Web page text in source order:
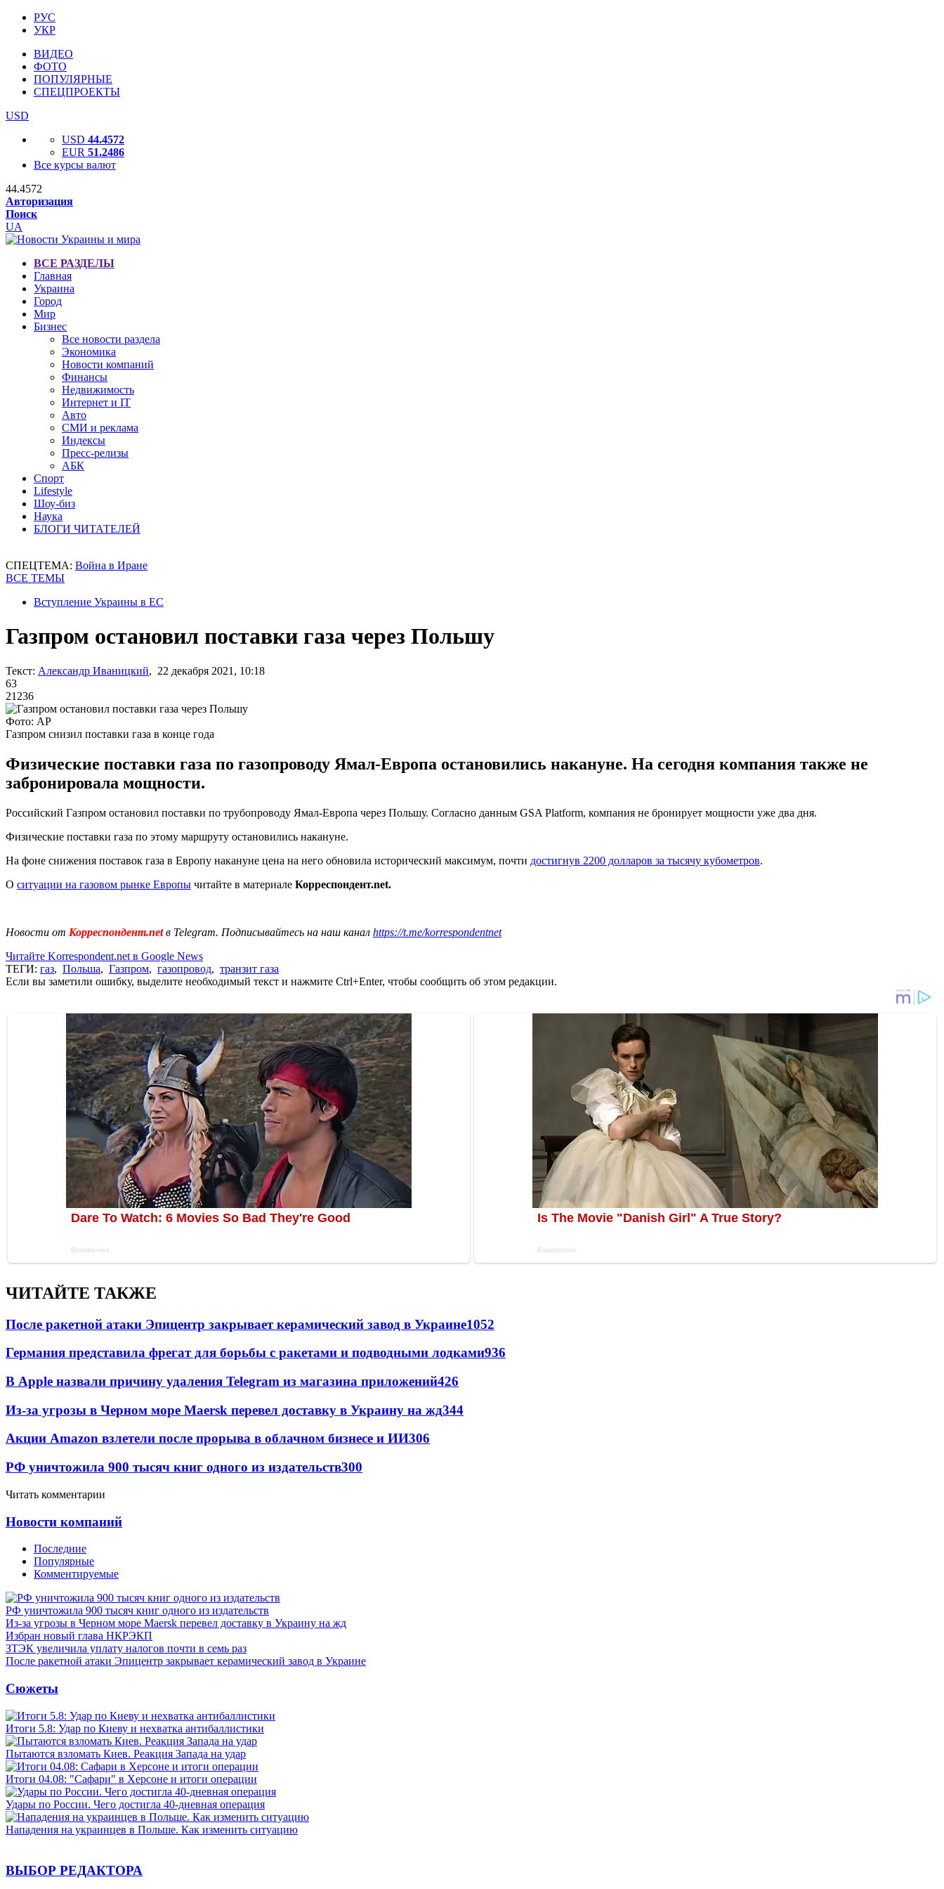
РУС
УКР
ВИДЕО
ФОТО
ПОПУЛЯРНЫЕ
СПЕЦПРОЕКТЫ
USD
USD 44.4572
EUR 51.2486
Все курсы валют
44.4572
Авторизация
Поиск
UA
ВСЕ РАЗДЕЛЫ
Главная
Украина
Город
Мир
Бизнес
Все новости раздела
Экономика
Новости компаний
Финансы
Недвижимость
Интернет и IT
Авто
СМИ и реклама
Индексы
Пресс-релизы
АБК
Спорт
Lifestyle
Шоу-биз
Наука
БЛОГИ ЧИТАТЕЛЕЙ
СПЕЦТЕМА: Война в Иране
ВСЕ ТЕМЫ
Вступление Украины в ЕС
Газпром остановил поставки газа через Польшу
Текст: Александр Иваницкий, 22 декабря 2021, 10:18
63
21236
Фото: AP
Газпром снизил поставки газа в конце года
Физические поставки газа по газопроводу Ямал-Европа остановились накануне. На сегодня компания также не
забронировала мощности.
Российский Газпром остановил поставки по трубопроводу Ямал-Европа через Польшу. Согласно данным GSA Platform, компания не бронирует мощности уже два дня.
Физические поставки газа по этому маршруту остановились накануне.
На фоне снижения поставок газа в Европу накануне цена на него обновила исторический максимум, почти достигнув 2200 долларов за тысячу кубометров.
О ситуации на газовом рынке Европы читайте в материале Корреспондент.net.
Новости от Корреспондент.netв Telegram. Подписывайтесь на наш канал https://t.me/korrespondentnet
Читайте Korrespondent.net в Google News
ТЕГИ: газ, Польша, Газпром, газопровод, транзит газа
Если вы заметили ошибку, выделите необходимый текст и нажмите Ctrl+Enter, чтобы сообщить об этом редакции.
ЧИТАЙТЕ ТАКЖЕ
После ракетной атаки Эпицентр закрывает керамический завод в Украине1052
Германия представила фрегат для борьбы с ракетами и подводными лодками936
В Apple назвали причину удаления Telegram из магазина приложений426
Из-за угрозы в Черном море Maersk перевел доставку в Украину на жд344
Акции Amazon взлетели после прорыва в облачном бизнесе и ИИ306
РФ уничтожила 900 тысяч книг одного из издательств300
Читать комментарии
Новости компаний
Последние
Популярные
Комментируемые
РФ уничтожила 900 тысяч книг одного из издательств
Из-за угрозы в Черном море Maersk перевел доставку в Украину на жд
Избран новый глава НКРЭКП
ЗТЭК увеличила уплату налогов почти в семь раз
После ракетной атаки Эпицентр закрывает керамический завод в Украине
Сюжеты
Итоги 5.8: Удар по Киеву и нехватка антибаллистики
Пытаются взломать Киев. Реакция Запада на удар
Итоги 04.08: "Сафари" в Херсоне и итоги операции
Удары по России. Чего достигла 40-дневная операция
Нападения на украинцев в Польше. Как изменить ситуацию
ВЫБОР РЕДАКТОРА